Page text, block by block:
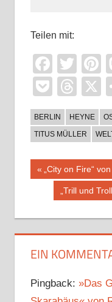
Teilen mit:
Pocket
BERLIN HEYNE
TITUS MÜLLER
Vorheriger
Beitrag:
„City on Fire“
Nächster
„Trill und
EIN
Pingback: »Das